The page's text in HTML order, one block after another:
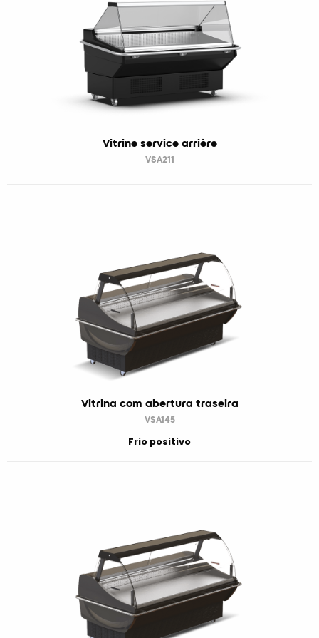
Vitrine service arrière
VSA211
Vitrina com abertura traseira
VSA145
Frio positivo